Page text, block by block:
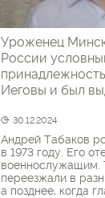
Уроженец
России
Иеговы и был
30.12.2024
Андрей Табаков
в 1973 году. Его
военнослужащим.
переезжали в
а позднее, когда